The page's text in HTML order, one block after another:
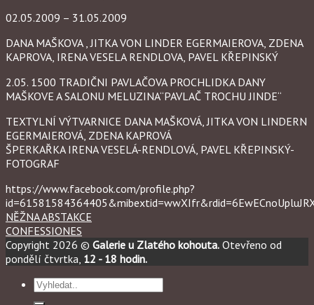
02.05.2009 – 31.05.2009
DANA MAŠKOVA , JITKA VON LINDER EGERMAIEROVA, ZDENA
KAPROVA, IRENA VESELA RENDLOVA, PAVEL KŘEPINSKÝ
2.05. 1500 TRADIČNI PAVLAČOVA PROCHLIDKA DANY
MAŠKOVE A SALONU MELUZINA“PAVLAČ TROCHU JINDE“
TEXTYLNÍ VÝTVARNICE DANA MAŠKOVÁ, JITKA VON LINDERN
EGERMAIEROVÁ, ZDENA KAPROVÁ
ŠPERKAŘKA IRENA VESELÁ-RENDLOVÁ, PAVEL KŘEPINSKÝ-
FOTOGRAF
https://www.facebook.com/profile.php?
NĚŽNA ABSTAKCE
CONFESSIONES
Copyright 2026 © Galerie u Zlatého kohouta. Otevřeno od
pondělí čtvrtka, 12 - 18 hodin.
Hledat: